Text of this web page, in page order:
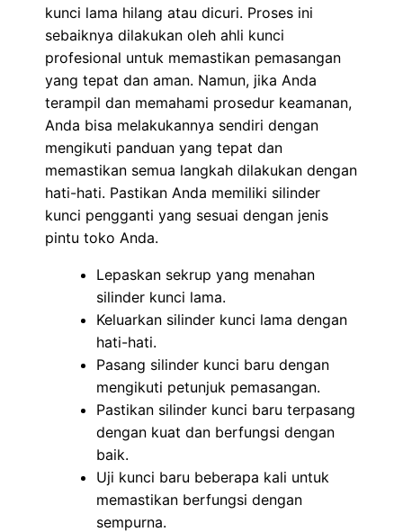
kunci lama hilang atau dicuri. Proses ini
sebaiknya dilakukan oleh ahli kunci
profesional untuk memastikan pemasangan
yang tepat dan aman. Namun, jika Anda
terampil dan memahami prosedur keamanan,
Anda bisa melakukannya sendiri dengan
mengikuti panduan yang tepat dan
memastikan semua langkah dilakukan dengan
hati-hati. Pastikan Anda memiliki silinder
kunci pengganti yang sesuai dengan jenis
pintu toko Anda.
Lepaskan sekrup yang menahan
silinder kunci lama.
Keluarkan silinder kunci lama dengan
hati-hati.
Pasang silinder kunci baru dengan
mengikuti petunjuk pemasangan.
Pastikan silinder kunci baru terpasang
dengan kuat dan berfungsi dengan
baik.
Uji kunci baru beberapa kali untuk
memastikan berfungsi dengan
sempurna.